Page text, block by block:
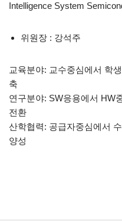
Intelligence System
위원장 : 강석주
교육분야: 교수중심에서 학
축
연구분야: SW응용에서 HW
전환
산학협력: 공급자중심에서
양성